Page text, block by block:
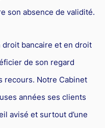
son absence de validité.
droit bancaire et en droit
de son regard
recours. Notre Cabinet
années ses clients
avisé et surtout d’une